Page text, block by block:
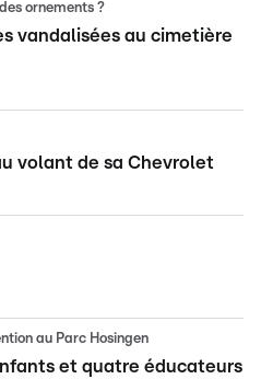
ornements ?
vandalisées au cimetière
volant de sa Chevrolet
au Parc Hosingen
et quatre éducateurs